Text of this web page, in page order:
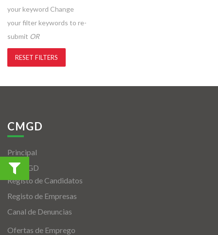
your keyword Change
your filter keywords to re-
submit OR
RESET FILTERS
CMGD
Principal
A CMGD
Registo de Candidatos
Registo de Empresas
Canal de Denuncias
Ofertas de Emprego